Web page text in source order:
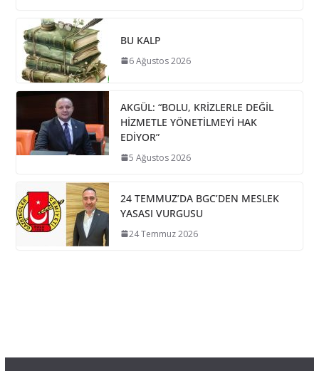
BU KALP
6 Ağustos 2026
AKGÜL: “BOLU, KRİZLERLE DEĞİL
HİZMETLE YÖNETİLMEYİ HAK
EDİYOR”
5 Ağustos 2026
24 TEMMUZ’DA BGC’DEN MESLEK
YASASI VURGUSU
24 Temmuz 2026